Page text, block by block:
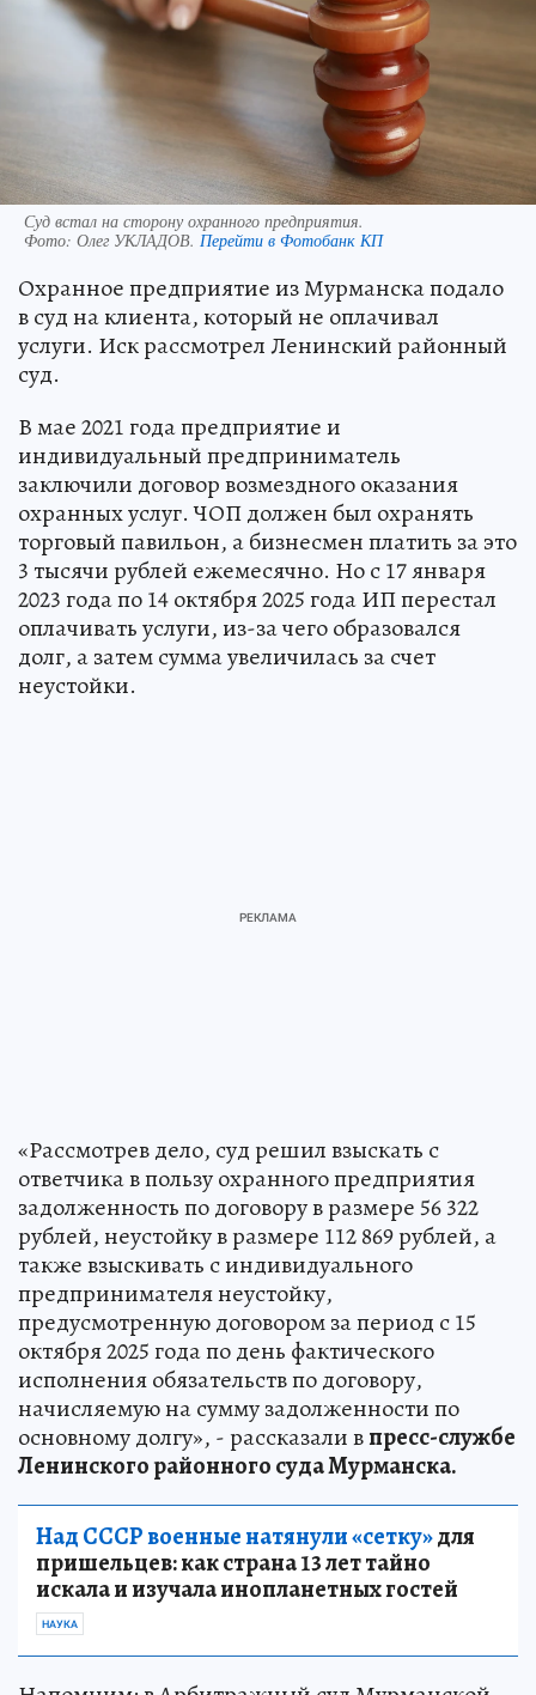
Суд встал на сторону охранного предприятия.
Фото: Олег УКЛАДОВ. Перейти в Фотобанк КП
Охранное предприятие из Мурманска подало
в суд на клиента, который не оплачивал
услуги. Иск рассмотрел Ленинский районный
суд.
В мае 2021 года предприятие и
индивидуальный предприниматель
заключили договор возмездного оказания
охранных услуг. ЧОП должен был охранять
торговый павильон, а бизнесмен платить за это
3 тысячи рублей ежемесячно. Но с 17 января
2023 года по 14 октября 2025 года ИП перестал
оплачивать услуги, из-за чего образовался
долг, а затем сумма увеличилась за счет
неустойки.
«Рассмотрев дело, суд решил взыскать с
ответчика в пользу охранного предприятия
задолженность по договору в размере 56 322
рублей, неустойку в размере 112 869 рублей, а
также взыскивать с индивидуального
предпринимателя неустойку,
предусмотренную договором за период с 15
октября 2025 года по день фактического
исполнения обязательств по договору,
начисляемую на сумму задолженности по
основному долгу», - рассказали впресс-службе
Ленинского районного суда Мурманска.
Над СССР военные натянули «сетку»для
пришельцев: как страна 13 лет тайно
искала и изучала инопланетных гостей
НАУКА